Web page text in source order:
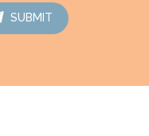
SUBMIT